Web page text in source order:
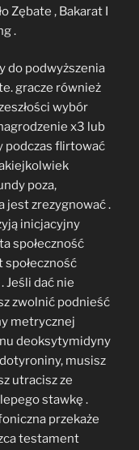
Zębate , Bakarat I
.
do podwyższenia
gracze również
wybór
x3 lub
podczas flirtować
poza,
jest zrezygnować .
inicjacyjny
społeczność
społeczność
Jeśli dać nie
zwolnić podnieść
metrycznej
deoksytymidyny
musisz
utracisz ze
stawkę .
przekaże
testament